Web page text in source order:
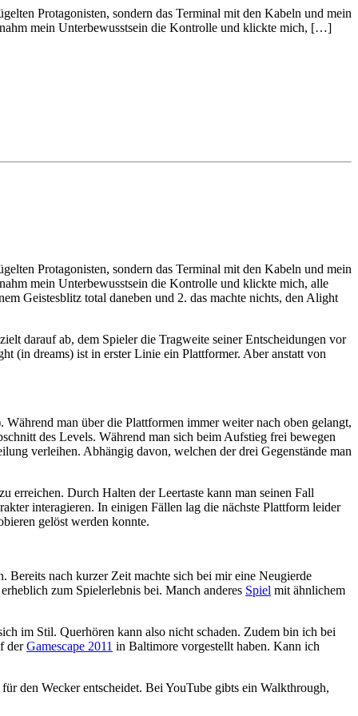
Protagonisten, sondern das Terminal mit den Kabeln und mein
mein Unterbewusstsein die Kontrolle und klickte mich, […]
Protagonisten, sondern das Terminal mit den Kabeln und mein
mein Unterbewusstsein die Kontrolle und klickte mich, alle
Geistesblitz total daneben und 2. das machte nichts, den Alight
darauf ab, dem Spieler die Tragweite seiner Entscheidungen vor
(in dreams) ist in erster Linie ein Plattformer. Aber anstatt von
man über die Plattformen immer weiter nach oben gelangt,
des Levels. Während man sich beim Aufstieg frei bewegen
verleihen. Abhängig davon, welchen der drei Gegenstände man
erreichen. Durch Halten der Leertaste kann man seinen Fall
interagieren. In einigen Fällen lag die nächste Plattform leider
gelöst werden konnte.
Bereits nach kurzer Zeit machte sich bei mir eine Neugierde
zum Spielerlebnis bei. Manch anderes Spiel mit ähnlichem
im Stil. Querhören kann also nicht schaden. Zudem bin ich bei
derGamescape 2011 in Baltimore vorgestellt haben. Kann ich
den Wecker entscheidet. Bei YouTube gibts ein Walkthrough,